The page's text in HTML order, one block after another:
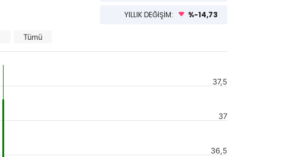
YILLIK DEĞİŞİM: %-14,73
Tümü
36,5
37
37,5